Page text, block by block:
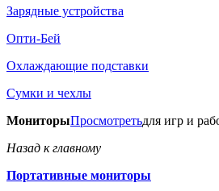
Зарядные устройства
Опти-Бей
Охлаждающие подставки
Сумки и чехлы
МониторыПросмотретьдля игр и
Назад к главному
Портативные мониторы